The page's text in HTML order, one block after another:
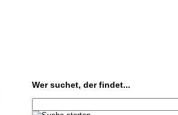
Wer suchet, der findet...